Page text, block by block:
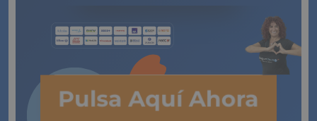
Pulsa Aquí Ahora